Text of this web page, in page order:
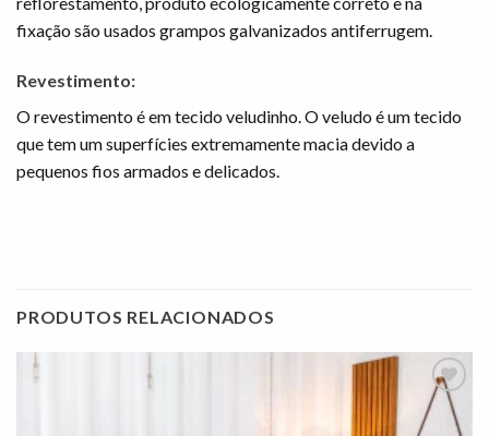
fixação são usados grampos galvanizados antiferrugem.
Revestimento:
O revestimento é em tecido veludinho. O veludo é um tecido
que tem um superfícies extremamente macia devido a
pequenos fios armados e delicados.
PRODUTOS RELACIONADOS